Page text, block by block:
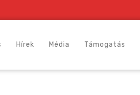
Hírek Média Támogatás